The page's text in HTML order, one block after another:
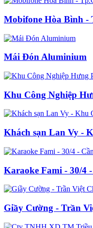
Mobifone Hòa Bình -
Mái Đón Aluminium
Khu Công Nghiệp
Khách sạn Lan Vy -
Karaoke Fami - 30/4
Giầy Cường - Trần